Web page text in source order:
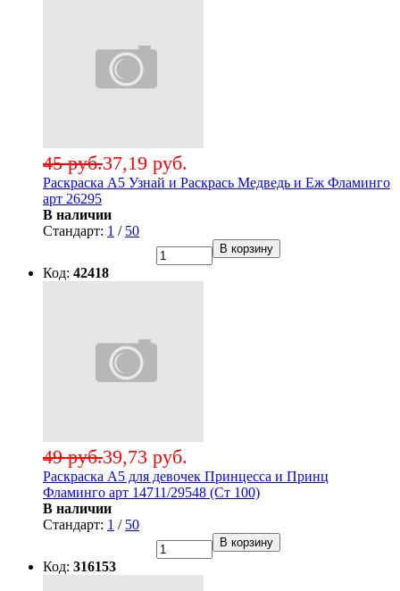
37,19 руб.
45 руб.
Раскраска А5 Узнай и Раскрась Медведь и Еж Фламинго
арт 26295
В наличии
Стандарт: 1 / 50
В корзину
Код: 42418
39,73 руб.
49 руб.
Раскраска А5 для девочек Принцесса и Принц
Фламинго арт 14711/29548 (Ст 100)
В наличии
Стандарт: 1 / 50
В корзину
Код: 316153